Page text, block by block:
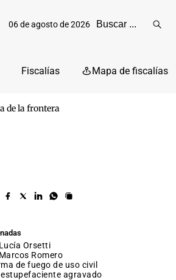
06 de agosto de 2026
Fiscalías Mapa de fiscalías
de la frontera
Compartir
Compartir
Compartir
Compartir
Copiar
Orsetti
Romero
de fuego de uso civil
agravado